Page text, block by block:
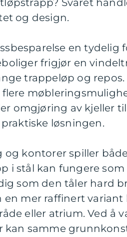
Svaret
og design.
en tydelig
frigjør en
trappeløp og
omgjøring av kjeller
løsningen.
kontorer spiller
i stål kan fungere
som den tåler hard
en mer raffinert
eller atrium. Ved å
kan samme